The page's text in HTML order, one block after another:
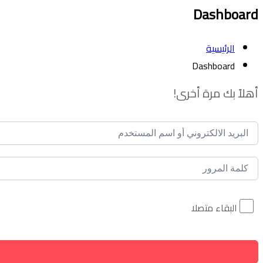
Dashboard
الرئيسية
Dashboard
أهلاً بك مرة أخرى!
البقاء متصلا